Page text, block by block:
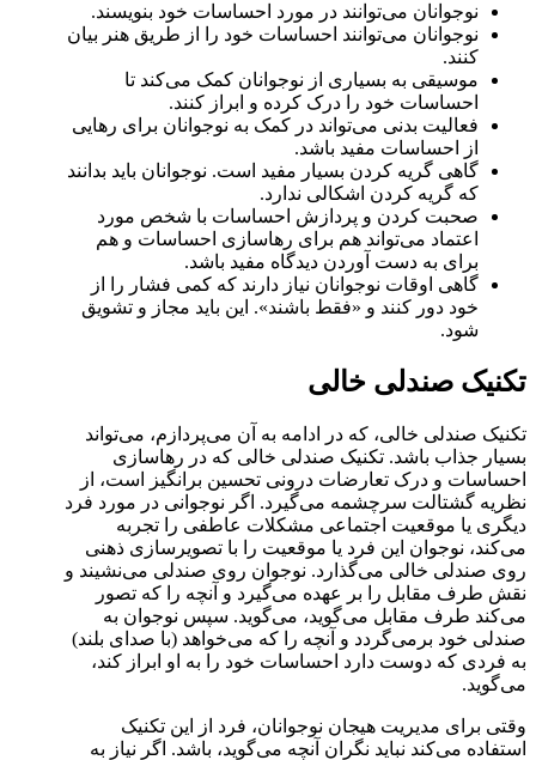
نوجوانان می‌توانند در مورد احساسات خود بنویسند.
نوجوانان می‌توانند احساسات خود را از طریق هنر بیان
کنند.
موسیقی به بسیاری از نوجوانان کمک می‌کند تا
احساسات خود را درک کرده و ابراز کنند.
فعالیت بدنی می‌تواند در کمک به نوجوانان برای رهایی
از احساسات مفید باشد.
گاهی گریه کردن بسیار مفید است. نوجوانان باید بدانند
که گریه کردن اشکالی ندارد.
صحبت کردن و پردازش احساسات با شخص مورد
اعتماد می‌تواند هم برای رهاسازی احساسات و هم
برای به دست آوردن دیدگاه مفید باشد.
گاهی اوقات نوجوانان نیاز دارند که کمی فشار را از
خود دور کنند و «فقط باشند». این باید مجاز و تشویق
شود.
تکنیک صندلی خالی
تکنیک صندلی خالی، که در ادامه به آن می‌پردازم، می‌تواند
بسیار جذاب باشد. تکنیک صندلی خالی که در رهاسازی
احساسات و درک تعارضات درونی تحسین برانگیز است، از
نظریه گشتالت سرچشمه می‌گیرد. اگر نوجوانی در مورد فرد
دیگری یا موقعیت اجتماعی مشکلات عاطفی را تجربه
می‌کند، نوجوان این فرد یا موقعیت را با تصویرسازی ذهنی
روی صندلی خالی می‌گذارد. نوجوان روی صندلی می‌نشیند و
نقش طرف مقابل را بر عهده می‌گیرد و آنچه را که تصور
می‌کند طرف مقابل می‌گوید، می‌گوید. سپس نوجوان به
صندلی خود برمی‌گردد و آنچه را که می‌خواهد (با صدای بلند)
به فردی که دوست دارد احساسات خود را به او ابراز کند،
می‌گوید.
وقتی برای مدیریت هیجان نوجوانان، فرد از این تکنیک
استفاده می‌کند نباید نگران آنچه می‌گوید، باشد. اگر نیاز به